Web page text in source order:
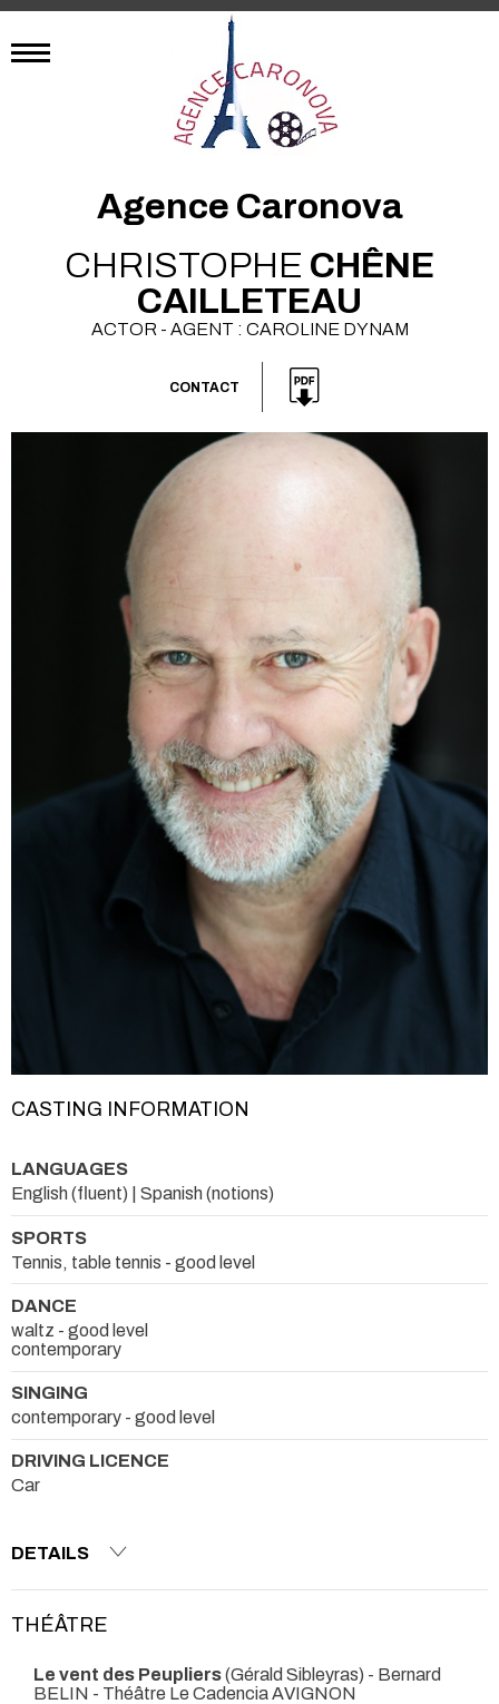
Agence Caronova
CHRISTOPHE CHÊNE
CAILLETEAU
ACTOR - AGENT : CAROLINE DYNAM
CONTACT
CASTING INFORMATION
LANGUAGES
English (fluent) | Spanish (notions)
SPORTS
Tennis, table tennis - good level
DANCE
waltz - good level
contemporary
SINGING
contemporary - good level
DRIVING LICENCE
Car
DETAILS
THÉÂTRE
Le vent des Peupliers(Gérald Sibleyras) - Bernard
BELIN - Théâtre Le Cadencia AVIGNON